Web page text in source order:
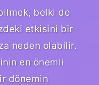
bilmek, belki de
etkisini bir
neden olabilir.
en önemli
dönemin